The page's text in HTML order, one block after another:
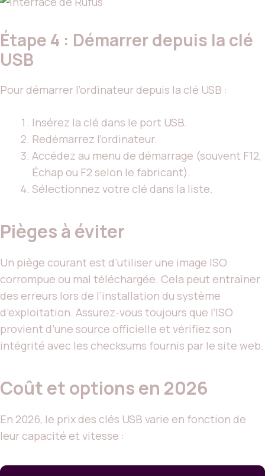
Étape 4 : Démarrer depuis la clé
USB
Pour démarrer l’ordinateur depuis la clé USB :
Insérez la clé dans le port USB.
Redémarrez l’ordinateur.
Accédez au menu de démarrage (souvent F12,
Échap ou F2 selon le fabricant).
Sélectionnez votre clé dans la liste.
Pièges à éviter
Un piège courant est d’utiliser une image ISO
corrompue ou mal téléchargée. Cela peut entraîner
des erreurs lors de l’installation du système
d’exploitation. Assurez-vous toujours que l’ISO
provient d’une source officielle et vérifiez son
intégrité avec les checksums fournis par le site web.
Coût et options en 2026
En 2026, le prix des clés USB varie en fonction de
leur capacité et vitesse :